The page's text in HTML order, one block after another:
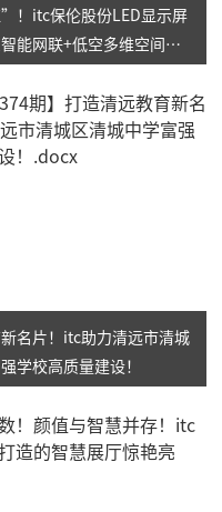
！itc保伦股份LED显示屏
能网联+低空多维空间
名片！itc助力清远市清城
学校高质量建设！